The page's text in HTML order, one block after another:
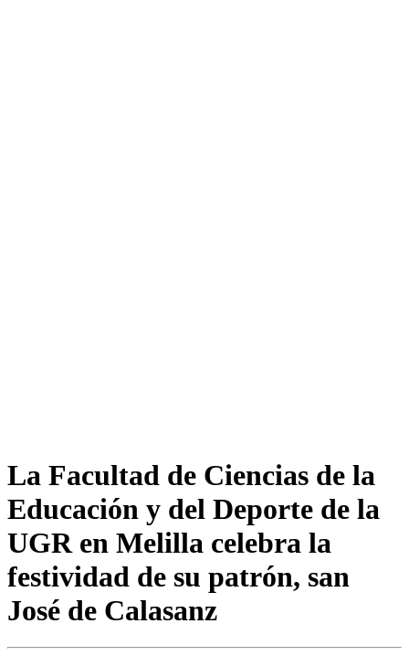
La Facultad de Ciencias de la
Educación y del Deporte de la
UGR en Melilla celebra la
festividad de su patrón, san
José de Calasanz